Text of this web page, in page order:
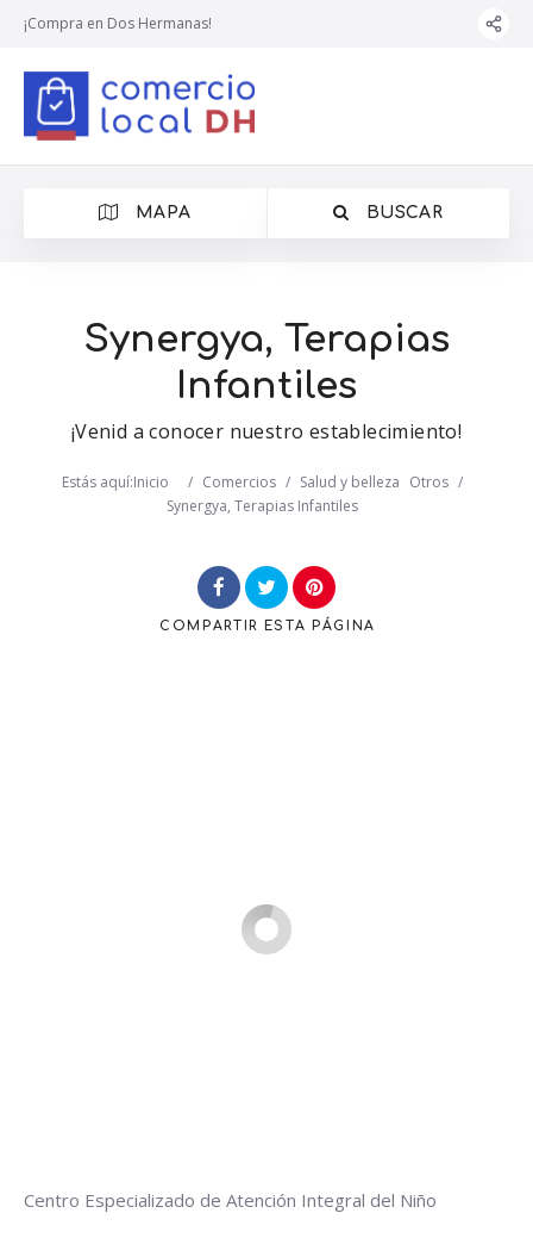
¡Compra en Dos Hermanas!
MAPA BUSCAR
Synergya, Terapias
Infantiles
¡Venid a conocer nuestro establecimiento!
Estás aquí:Inicio / Comercios / Salud y belleza Otros /
Synergya, Terapias Infantiles
COMPARTIR ESTA PÁGINA
Centro Especializado de Atención Integral del Niño